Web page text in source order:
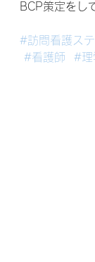
BCP策定をし
#訪問看護ス
#看護師
#理